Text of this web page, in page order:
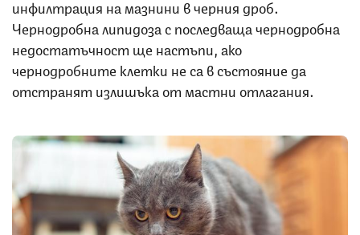
инфилтрация на мазнини в черния дроб.
Чернодробна липидоза с последваща чернодробна
недостатъчност ще настъпи, ако
чернодробните клетки не са в състояние да
отстранят излишъка от мастни отлагания.